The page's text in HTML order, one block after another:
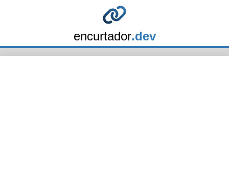
encurtador.dev